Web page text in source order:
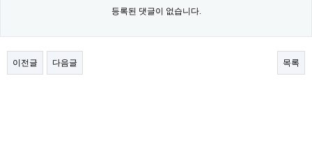
등록된 댓글이 없습니다.
이전글 다음글 목록